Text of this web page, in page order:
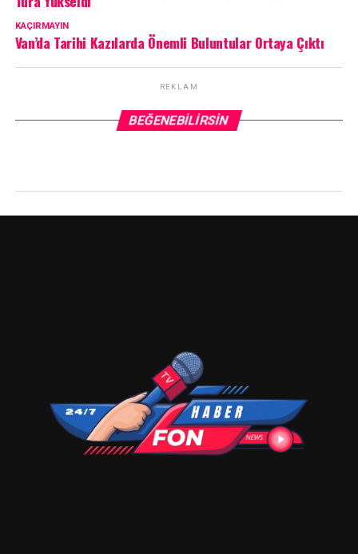
KAÇIRMAYIN
Van’da Tarihi Kazılarda Önemli Buluntular Ortaya Çıktı
REKLAM
BEĞENEBILIRSIN